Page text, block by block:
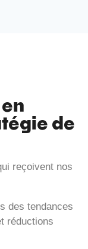
de
reçoivent nos
des tendances
réductions